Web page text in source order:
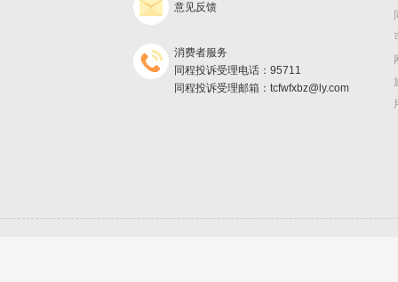
意见反馈
消费者服务
同程投诉受理电话：95711
同程投诉受理邮箱：tcfwfxbz@ly.com